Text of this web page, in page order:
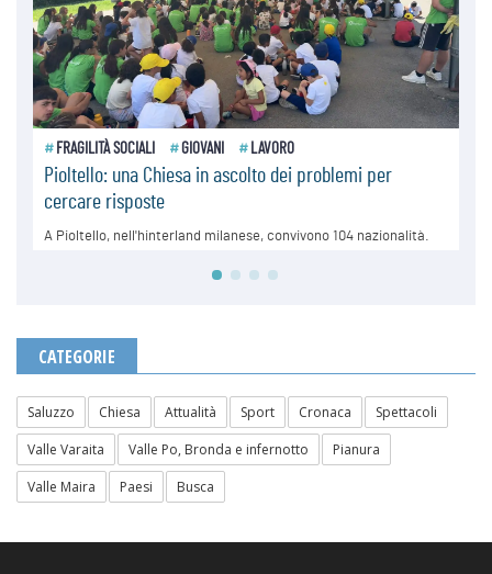
CATEGORIE
Saluzzo Chiesa Attualità Sport Cronaca
Spettacoli
Valle Varaita
Valle Po, Bronda e infernotto
Pianura
Valle Maira
Paesi Busca